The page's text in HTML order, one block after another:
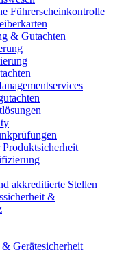
Führerscheinkontrolle
& Gutachten
akkreditierte Stellen
&
Gerätesicherheit